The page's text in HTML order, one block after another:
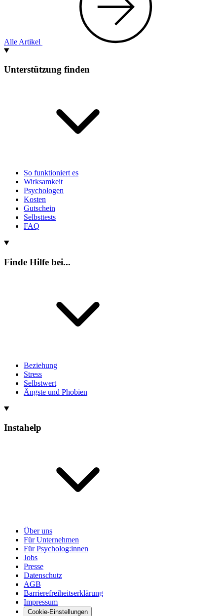
Alle Artikel
Unterstützung finden
So funktioniert es
Wirksamkeit
Psychologen
Kosten
Gutschein
Selbsttests
FAQ
Finde Hilfe bei...
Beziehung
Stress
Selbstwert
Ängste und Phobien
Instahelp
Über uns
Für Unternehmen
Für Psycholog:innen
Jobs
Presse
Datenschutz
AGB
Barrierefreiheitserklärung
Impressum
Cookie-Einstellungen